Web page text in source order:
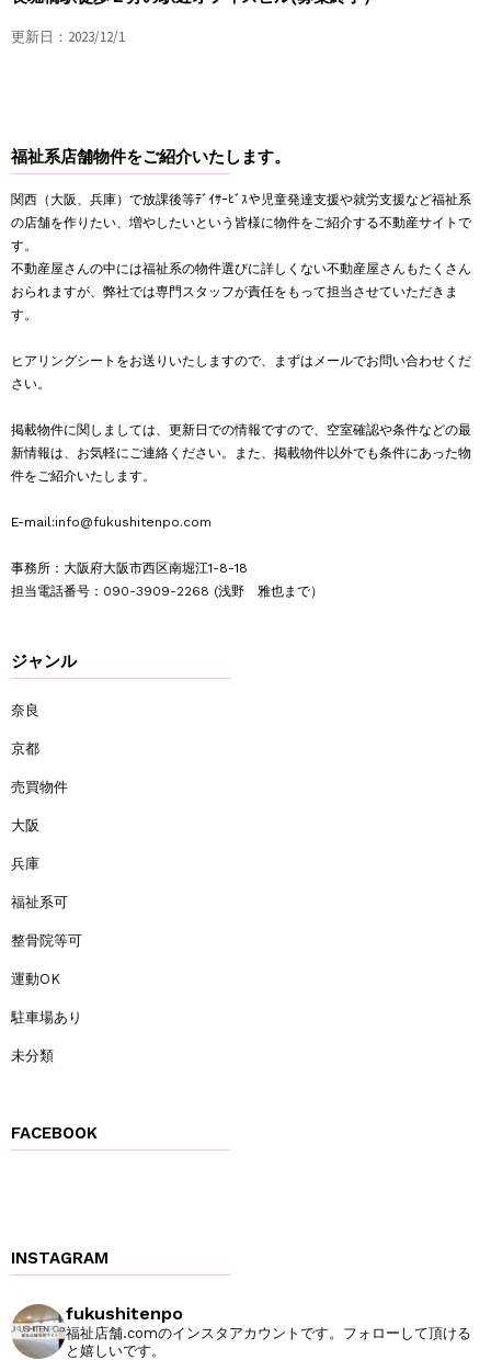
更新日：2023/12/1
福祉系店舗物件をご紹介いたします。
関西（大阪、兵庫）で放課後等ﾃﾞｲｻｰﾋﾞｽや児童発達支援や就労支援など福祉系
の店舗を作りたい、増やしたいという皆様に物件をご紹介する不動産サイトで
す。
不動産屋さんの中には福祉系の物件選びに詳しくない不動産屋さんもたくさん
おられますが、弊社では専門スタッフが責任をもって担当させていただきま
す。
ヒアリングシートをお送りいたしますので、まずはメールでお問い合わせくだ
さい。
掲載物件に関しましては、更新日での情報ですので、空室確認や条件などの最
新情報は、お気軽にご連絡ください。また、掲載物件以外でも条件にあった物
件をご紹介いたします。
E-mail:info@fukushitenpo.com
事務所：大阪府大阪市西区南堀江1-8-18
担当電話番号： 090-3909-2268 (浅野 雅也まで）
ジャンル
奈良
京都
売買物件
大阪
兵庫
福祉系可
整骨院等可
運動OK
駐車場あり
未分類
FACEBOOK
INSTAGRAM
fukushitenpo
福祉店舗.comのインスタアカウントです。フォローして頂ける
と嬉しいです。